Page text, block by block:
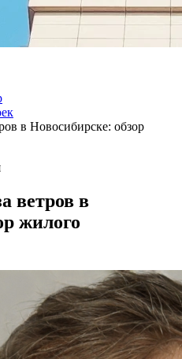
в Новосибирске: обзор
ветров в
жилого